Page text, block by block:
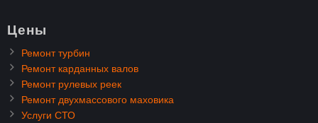
Цены
Ремонт турбин
Ремонт карданных валов
Ремонт рулевых реек
Ремонт двухмассового маховика
Услуги СТО